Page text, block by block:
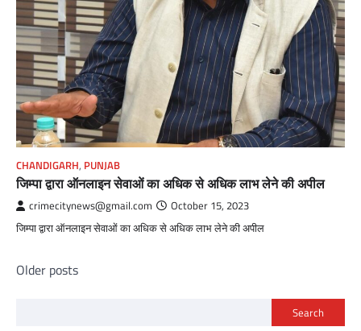
CHANDIGARH, PUNJAB
जिम्पा द्वारा ऑनलाइन सेवाओं का अधिक से अधिक लाभ लेने की अपील
crimecitynews@gmail.com October 15, 2023
जिम्पा द्वारा ऑनलाइन सेवाओं का अधिक से अधिक लाभ लेने की अपील
Posts
Older posts
Search